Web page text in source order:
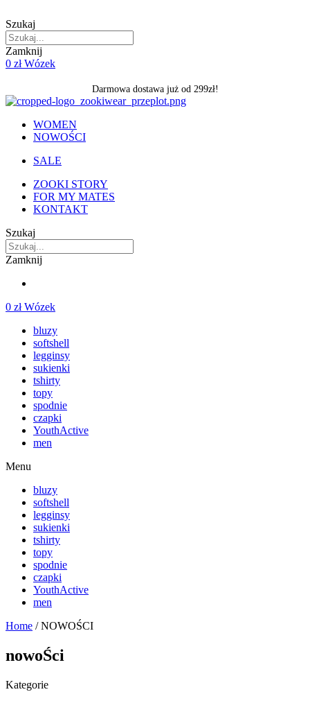
to
content
Szukaj
Zamknij
0 zł Wózek
Darmowa dostawa już od 299zł!
WOMEN
NOWOŚCI
SALE
ZOOKI STORY
FOR MY MATES
KONTAKT
Szukaj
Zamknij
0 zł Wózek
bluzy
softshell
legginsy
sukienki
tshirty
topy
spodnie
czapki
YouthActive
men
Menu
bluzy
softshell
legginsy
sukienki
tshirty
topy
spodnie
czapki
YouthActive
men
Home / NOWOŚCI
nowoŚci
Kategorie